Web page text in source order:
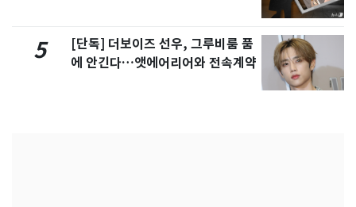
5
[단독] 더보이즈 선우, 그루비룸 품
에 안긴다…앳에어리어와 전속계약